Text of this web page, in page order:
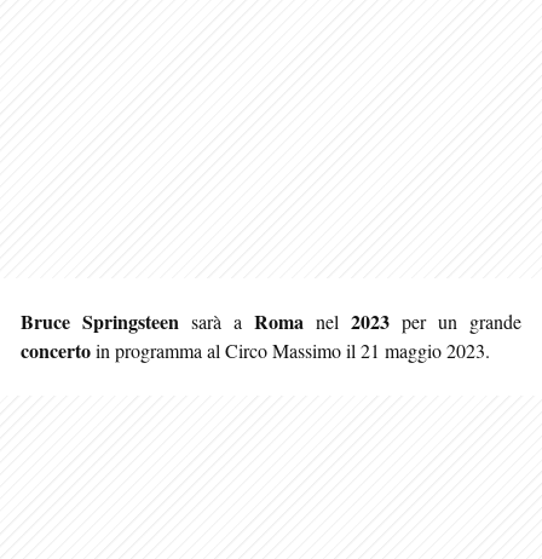
Bruce Springsteen sarà a Roma nel 2023 per un grande
concertoin programma al Circo Massimo il 21 maggio 2023.